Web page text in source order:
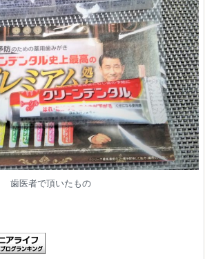
歯医者で頂いたもの